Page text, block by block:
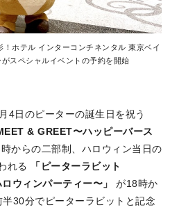
ホテル インターコンチネンタル 東京ベイ
スペシャルイベントの予約を開始
4日のピーターの誕生日を祝う
& GREET〜ハッピーバース
からの二部制、ハロウィン当日の
れる
「ピーターラビット
ウィンパーティー〜」
が18時か
30分でピーターラビットと記念